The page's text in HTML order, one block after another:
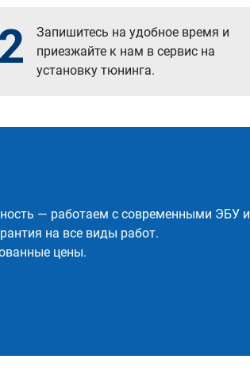
2
Запишитесь на удобное время и
приезжайте к нам в сервис на
установку тюнинга.
— работаем с современными ЭБУ и
на все виды работ.
цены.